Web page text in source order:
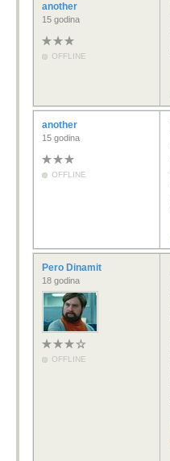
another
15 godina
OFFLINE
another
15 godina
OFFLINE
Pero Dinamit
18 godina
OFFLINE